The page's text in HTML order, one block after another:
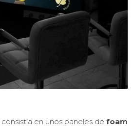
en unos paneles de foam